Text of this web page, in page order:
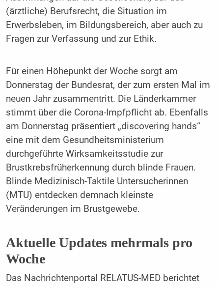
(ärztliche) Berufsrecht, die Situation im
Erwerbsleben, im Bildungsbereich, aber auch zu
Fragen zur Verfassung und zur Ethik.
Für einen Höhepunkt der Woche sorgt am
Donnerstag der Bundesrat, der zum ersten Mal im
neuen Jahr zusammentritt. Die Länderkammer
stimmt über die Corona-Impfpflicht ab. Ebenfalls
am Donnerstag präsentiert „discovering hands“
eine mit dem Gesundheitsministerium
durchgeführte Wirksamkeitsstudie zur
Brustkrebsfrüherkennung durch blinde Frauen.
Blinde Medizinisch-Taktile Untersucherinnen
(MTU) entdecken demnach kleinste
Veränderungen im Brustgewebe.
Aktuelle Updates mehrmals pro
Woche
Das Nachrichtenportal RELATUS-MED berichtet